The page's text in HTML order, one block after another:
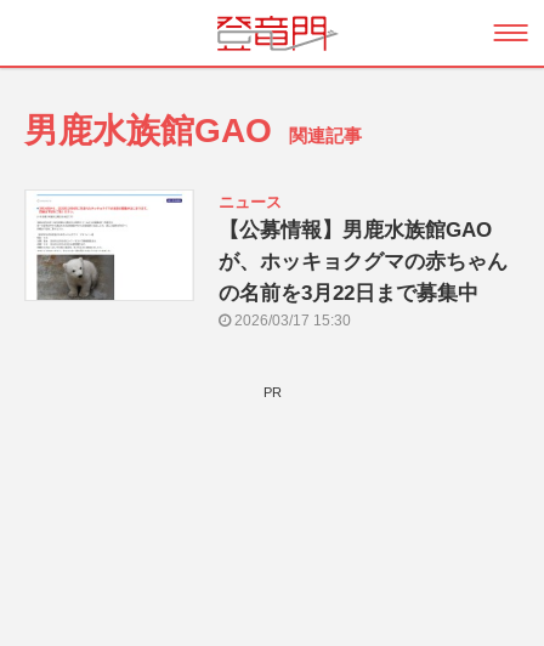
男鹿水族館GAO 関連記事
ニュース
【公募情報】男鹿水族館GAO
が、ホッキョクグマの赤ちゃん
の名前を3月22日まで募集中
2026/03/17 15:30
PR